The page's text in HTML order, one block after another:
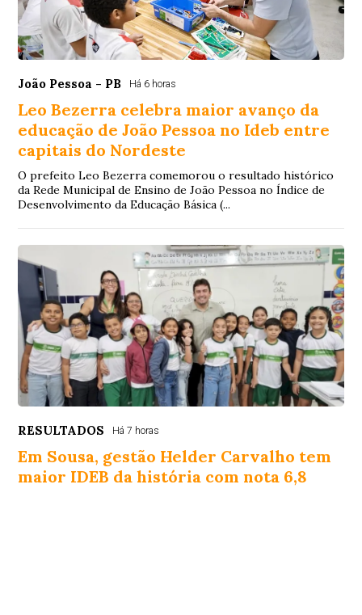
João Pessoa - PB Há 6 horas
Leo Bezerra celebra maior avanço da
educação de João Pessoa no Ideb entre
capitais do Nordeste
O prefeito Leo Bezerra comemorou o resultado histórico
da Rede Municipal de Ensino de João Pessoa no Índice de
Desenvolvimento da Educação Básica (...
RESULTADOS Há 7 horas
Em Sousa, gestão Helder Carvalho tem
maior IDEB da história com nota 6,8